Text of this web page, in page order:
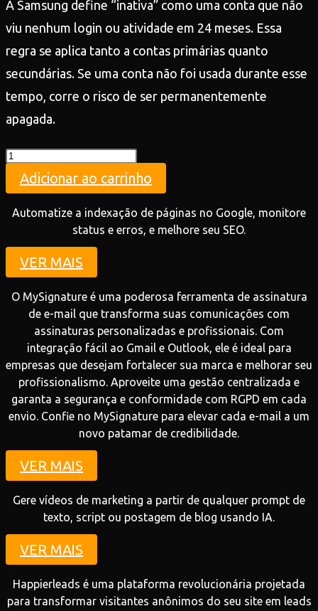
A Samsung define “inativa” como uma conta que não
viu nenhum login ou atividade em 24 meses. Essa
regra se aplica tanto a contas primárias quanto
secundárias. Se uma conta não foi usada durante esse
tempo, corre o risco de ser permanentemente
apagada.
Teste
quantidade
Adicionar ao carrinho
Automatize a indexação de páginas no Google, monitore
status e erros, e melhore seu SEO.
VER MAIS
O MySignature é uma poderosa ferramenta de assinatura
de e-mail que transforma suas comunicações com
assinaturas personalizadas e profissionais. Com
integração fácil ao Gmail e Outlook, ele é ideal para
empresas que desejam fortalecer sua marca e melhorar seu
profissionalismo. Aproveite uma gestão centralizada e
garanta a segurança e conformidade com RGPD em cada
envio. Confie no MySignature para elevar cada e-mail a um
novo patamar de credibilidade.
VER MAIS
Gere vídeos de marketing a partir de qualquer prompt de
texto, script ou postagem de blog usando IA.
VER MAIS
Happierleads é uma plataforma revolucionária projetada
para transformar visitantes anônimos do seu site em leads